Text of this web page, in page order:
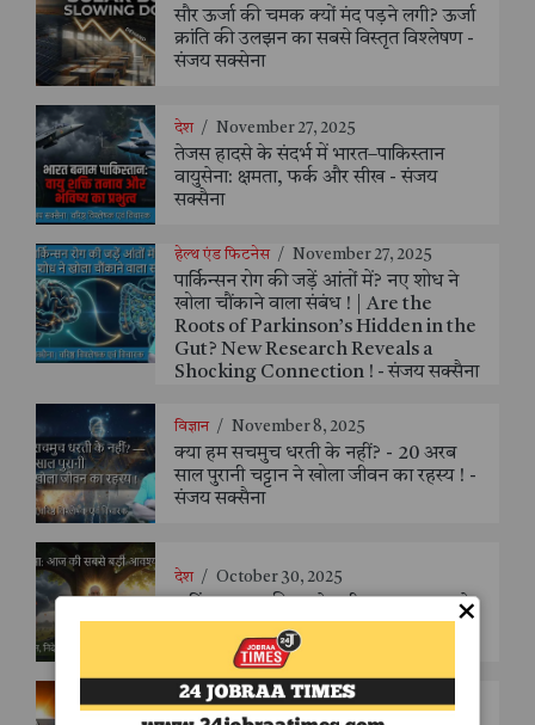
सौर ऊर्जा की चमक क्यों मंद पड़ने लगी? ऊर्जा
क्रांति की उलझन का सबसे विस्तृत विश्लेषण -
संजय सक्सेना
देश / November 27, 2025
तेजस हादसे के संदर्भ में भारत–पाकिस्तान
वायुसेना: क्षमता, फर्क और सीख - संजय
सक्सैना
हेल्थ एंड फिटनेस / November 27, 2025
पार्किन्सन रोग की जड़ें आंतों में? नए शोध ने
खोला चौंकाने वाला संबंध ! | Are the
Roots of Parkinson’s Hidden in the
Gut? New Research Reveals a
Shocking Connection ! - संजय सक्सैना
विज्ञान / November 8, 2025
क्या हम सचमुच धरती के नहीं? - 20 अरब
साल पुरानी चट्टान ने खोला जीवन का रहस्य ! -
संजय सक्सैना
देश / October 30, 2025
अहिंसा: आज की सबसे बड़ी आवश्यकता - के
सी जैन
विज्ञान / October 30, 2025
×